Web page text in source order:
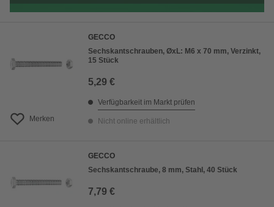
Merken
GECCO
Sechskantschrauben, ØxL: M6 x 70 mm, Verzinkt,
15 Stück
5,29 €
Verfügbarkeit im Markt prüfen
Nicht online erhältlich
GECCO
Sechskantschraube, 8 mm, Stahl, 40 Stück
7,79 €